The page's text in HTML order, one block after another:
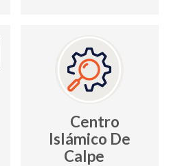
Centro
Islámico De
Calpe